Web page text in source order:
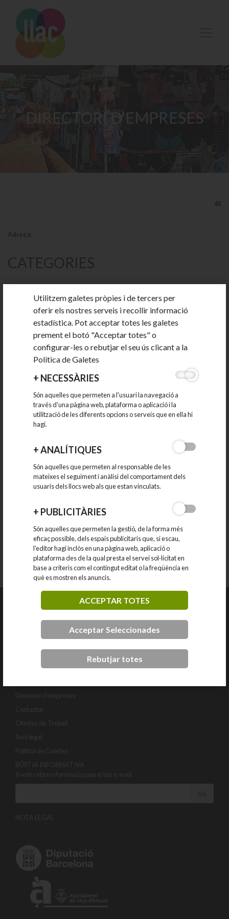
DIRECTORI D'EMPRESES
ESTABLIMENTS COMERCIALS
RESTAURACIÓ
INDÚSTRIA I SERVEIS LOGÍSTICS
ALTRES SERVEIS
Arts gràfiques
Automoció
Centres mèdics, terapèutics i assistencials
Entitats financeres
Formació i acadèmies
Jardineria
Perruqueria i estètica
Serveis diversos
Serveis professionals i de la construcció
08186 Lli d'Amunt
93 841 52 25
llac@llicamunt.cat
Què és Llac
Directori d'empreses
Utilitzem galetes pròpies i de tercers per
oferir els nostres serveis i recollir informació
estadística. Pot acceptar totes les galetes
prement el botó "Acceptar totes" o
configurar-les o rebutjar el seu ús clicant a la
Política de Galetes
+ NECESSÀRIES
Són aquelles que permeten a l'usuari la navegació a
través d'una pàgina web, plataforma o aplicació i la
utilització de les diferents opcions o serveis que en ella hi
hagi.
+ANALÍTIQUES
Són aquelles que permeten al responsable de les
mateixes el seguiment i anàlisi del comportament dels
usuaris dels llocs web als que estan vinculats.
+ PUBLICITÀRIES
Són aquelles que permeten la gestió, de la forma més
eficaç possible, dels espais publicitaris que, si escau,
l'editor hagi inclòs en una pàgina web, aplicació o
plataforma des de la qual presta el servei sol·licitat en
base a criteris com el contingut editat o la freqüència en
què es mostren els anuncis.
ACCEPTAR TOTES
Acceptar Seleccionades
Rebutjar totes